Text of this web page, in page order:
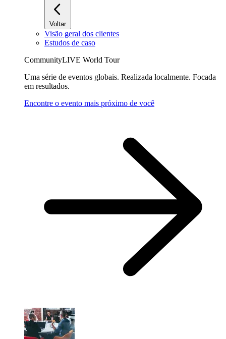
Voltar
Visão geral dos clientes
Estudos de caso
CommunityLIVE World Tour
Uma série de eventos globais. Realizada localmente. Focada
em resultados.
Encontre o evento mais próximo de você